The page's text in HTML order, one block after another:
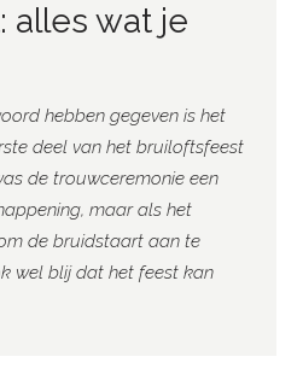
alles wat je
hebben gegeven is het
deel van het bruiloftsfeest
de trouwceremonie een
maar als het
de bruidstaart aan te
wel blij dat het feest kan